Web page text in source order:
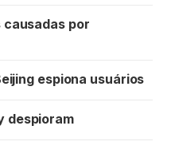
causadas por
espiona usuários
despioram